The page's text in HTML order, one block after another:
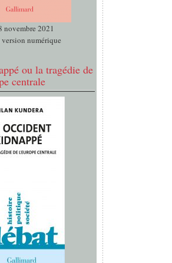
novembre 2021
numérique
ou la tragédie de
centrale